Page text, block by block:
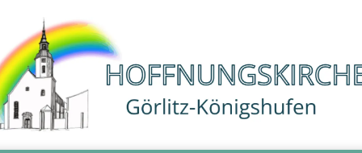
Hirschmann